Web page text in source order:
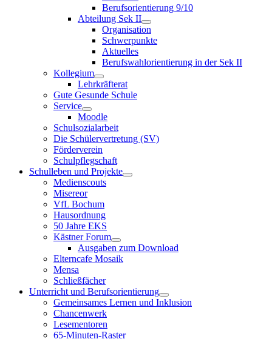
Berufsorientierung 9/10
Abteilung Sek II
Organisation
Schwerpunkte
Aktuelles
Berufswahlorientierung in der Sek II
Kollegium
Lehrkräfterat
Gute Gesunde Schule
Service
Moodle
Schulsozialarbeit
Die Schülervertretung (SV)
Förderverein
Schulpflegschaft
Schulleben und Projekte
Medienscouts
Misereor
VfL Bochum
Hausordnung
50 Jahre EKS
Kästner Forum
Ausgaben zum Download
Elterncafe Mosaik
Mensa
Schließfächer
Unterricht und Berufsorientierung
Gemeinsames Lernen und Inklusion
Chancenwerk
Lesementoren
65-Minuten-Raster